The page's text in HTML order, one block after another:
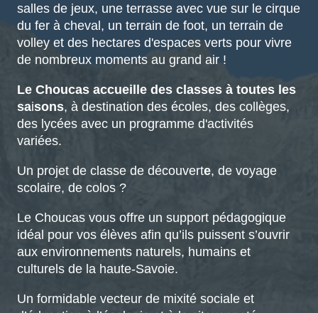
salles de jeux, une terrasse avec vue sur le cirque
du fer à cheval, un terrain de foot, un terrain de
volley et des hectares d'espaces verts pour vivre
de nombreux moments au grand air !
Le Choucas accueille des classes à toutes les
saisons, à destination des écoles, des collèges,
des lycées avec un programme d'activités
variées.
Un projet de classe de découverte, de voyage
scolaire, de colos ?
Le Choucas vous offre un support pédagogique
idéal pour vos élèves afin qu’ils puissent s’ouvrir
aux environnements naturels, humains et
culturels de la haute-Savoie.
Un formidable vecteur de mixité sociale et